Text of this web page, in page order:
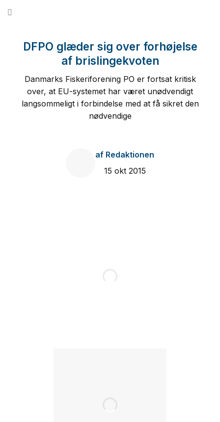
DFPO glæder sig over forhøjelse
af brislingekvoten
Danmarks Fiskeriforening PO er fortsat kritisk
over, at EU-systemet har været unødvendigt
langsommeligt i forbindelse med at få sikret den
nødvendige
af Redaktionen
15 okt 2015